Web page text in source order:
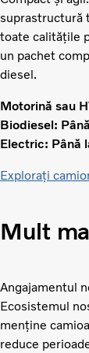
suprastructură
toate calitățile
un pachet
diesel.
Motorină sau
Biodiesel:
Electric: Până
Explorați
Mult
Angajamentul
Ecosistemul
menține
reduce